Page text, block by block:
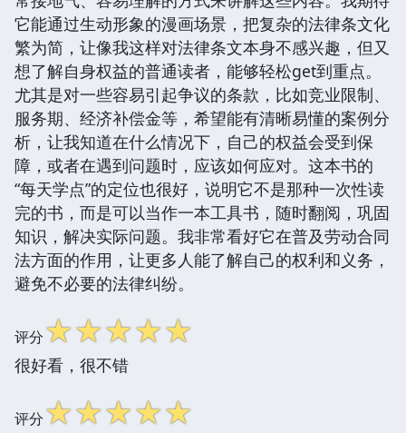
它能通过生动形象的漫画场景，把复杂的法律条文化
繁为简，让像我这样对法律条文本身不感兴趣，但又
想了解自身权益的普通读者，能够轻松get到重点。
尤其是对一些容易引起争议的条款，比如竞业限制、
服务期、经济补偿金等，希望能有清晰易懂的案例分
析，让我知道在什么情况下，自己的权益会受到保
障，或者在遇到问题时，应该如何应对。这本书的
“每天学点”的定位也很好，说明它不是那种一次性读
完的书，而是可以当作一本工具书，随时翻阅，巩固
知识，解决实际问题。我非常看好它在普及劳动合同
法方面的作用，让更多人能了解自己的权利和义务，
避免不必要的法律纠纷。
评分☆☆☆☆☆
很好看，很不错
评分☆☆☆☆☆